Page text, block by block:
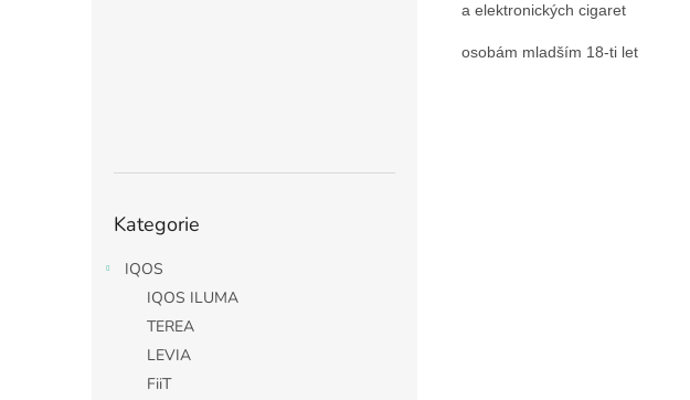
kategorie
Kategorie
IQOS
IQOS ILUMA
TEREA
LEVIA
FiiT
a elektronických cigaret
osobám mladším 18-ti let